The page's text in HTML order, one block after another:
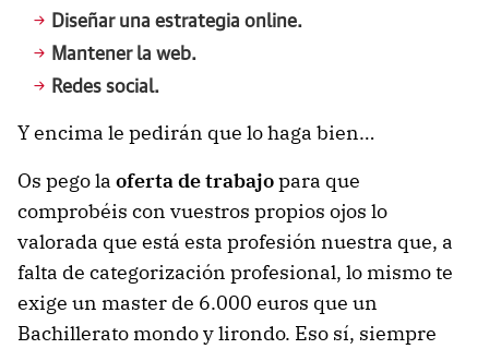
Diseñar una estrategia online.
Mantener la web.
Redes social.
Y encima le pedirán que lo haga bien…
Os pego la oferta de trabajopara que
comprobéis con vuestros propios ojos lo
valorada que está esta profesión nuestra que, a
falta de categorización profesional, lo mismo te
exige un master de 6.000 euros que un
Bachillerato mondo y lirondo. Eso sí, siempre